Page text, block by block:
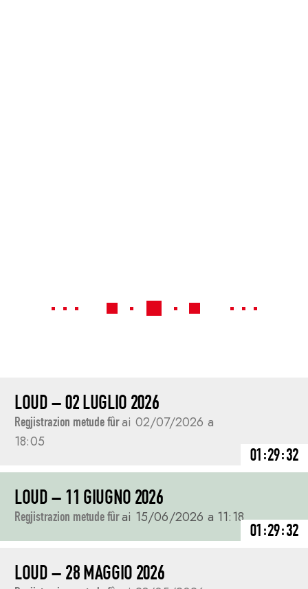
LOUD – 02 LUGLIO 2026
Regjistrazion metude fûrai 02/07/2026 a
18:05
01:29:32
LOUD – 11 GIUGNO 2026
Regjistrazion metude fûrai 15/06/2026 a 11:18
01:29:32
LOUD – 28 MAGGIO 2026